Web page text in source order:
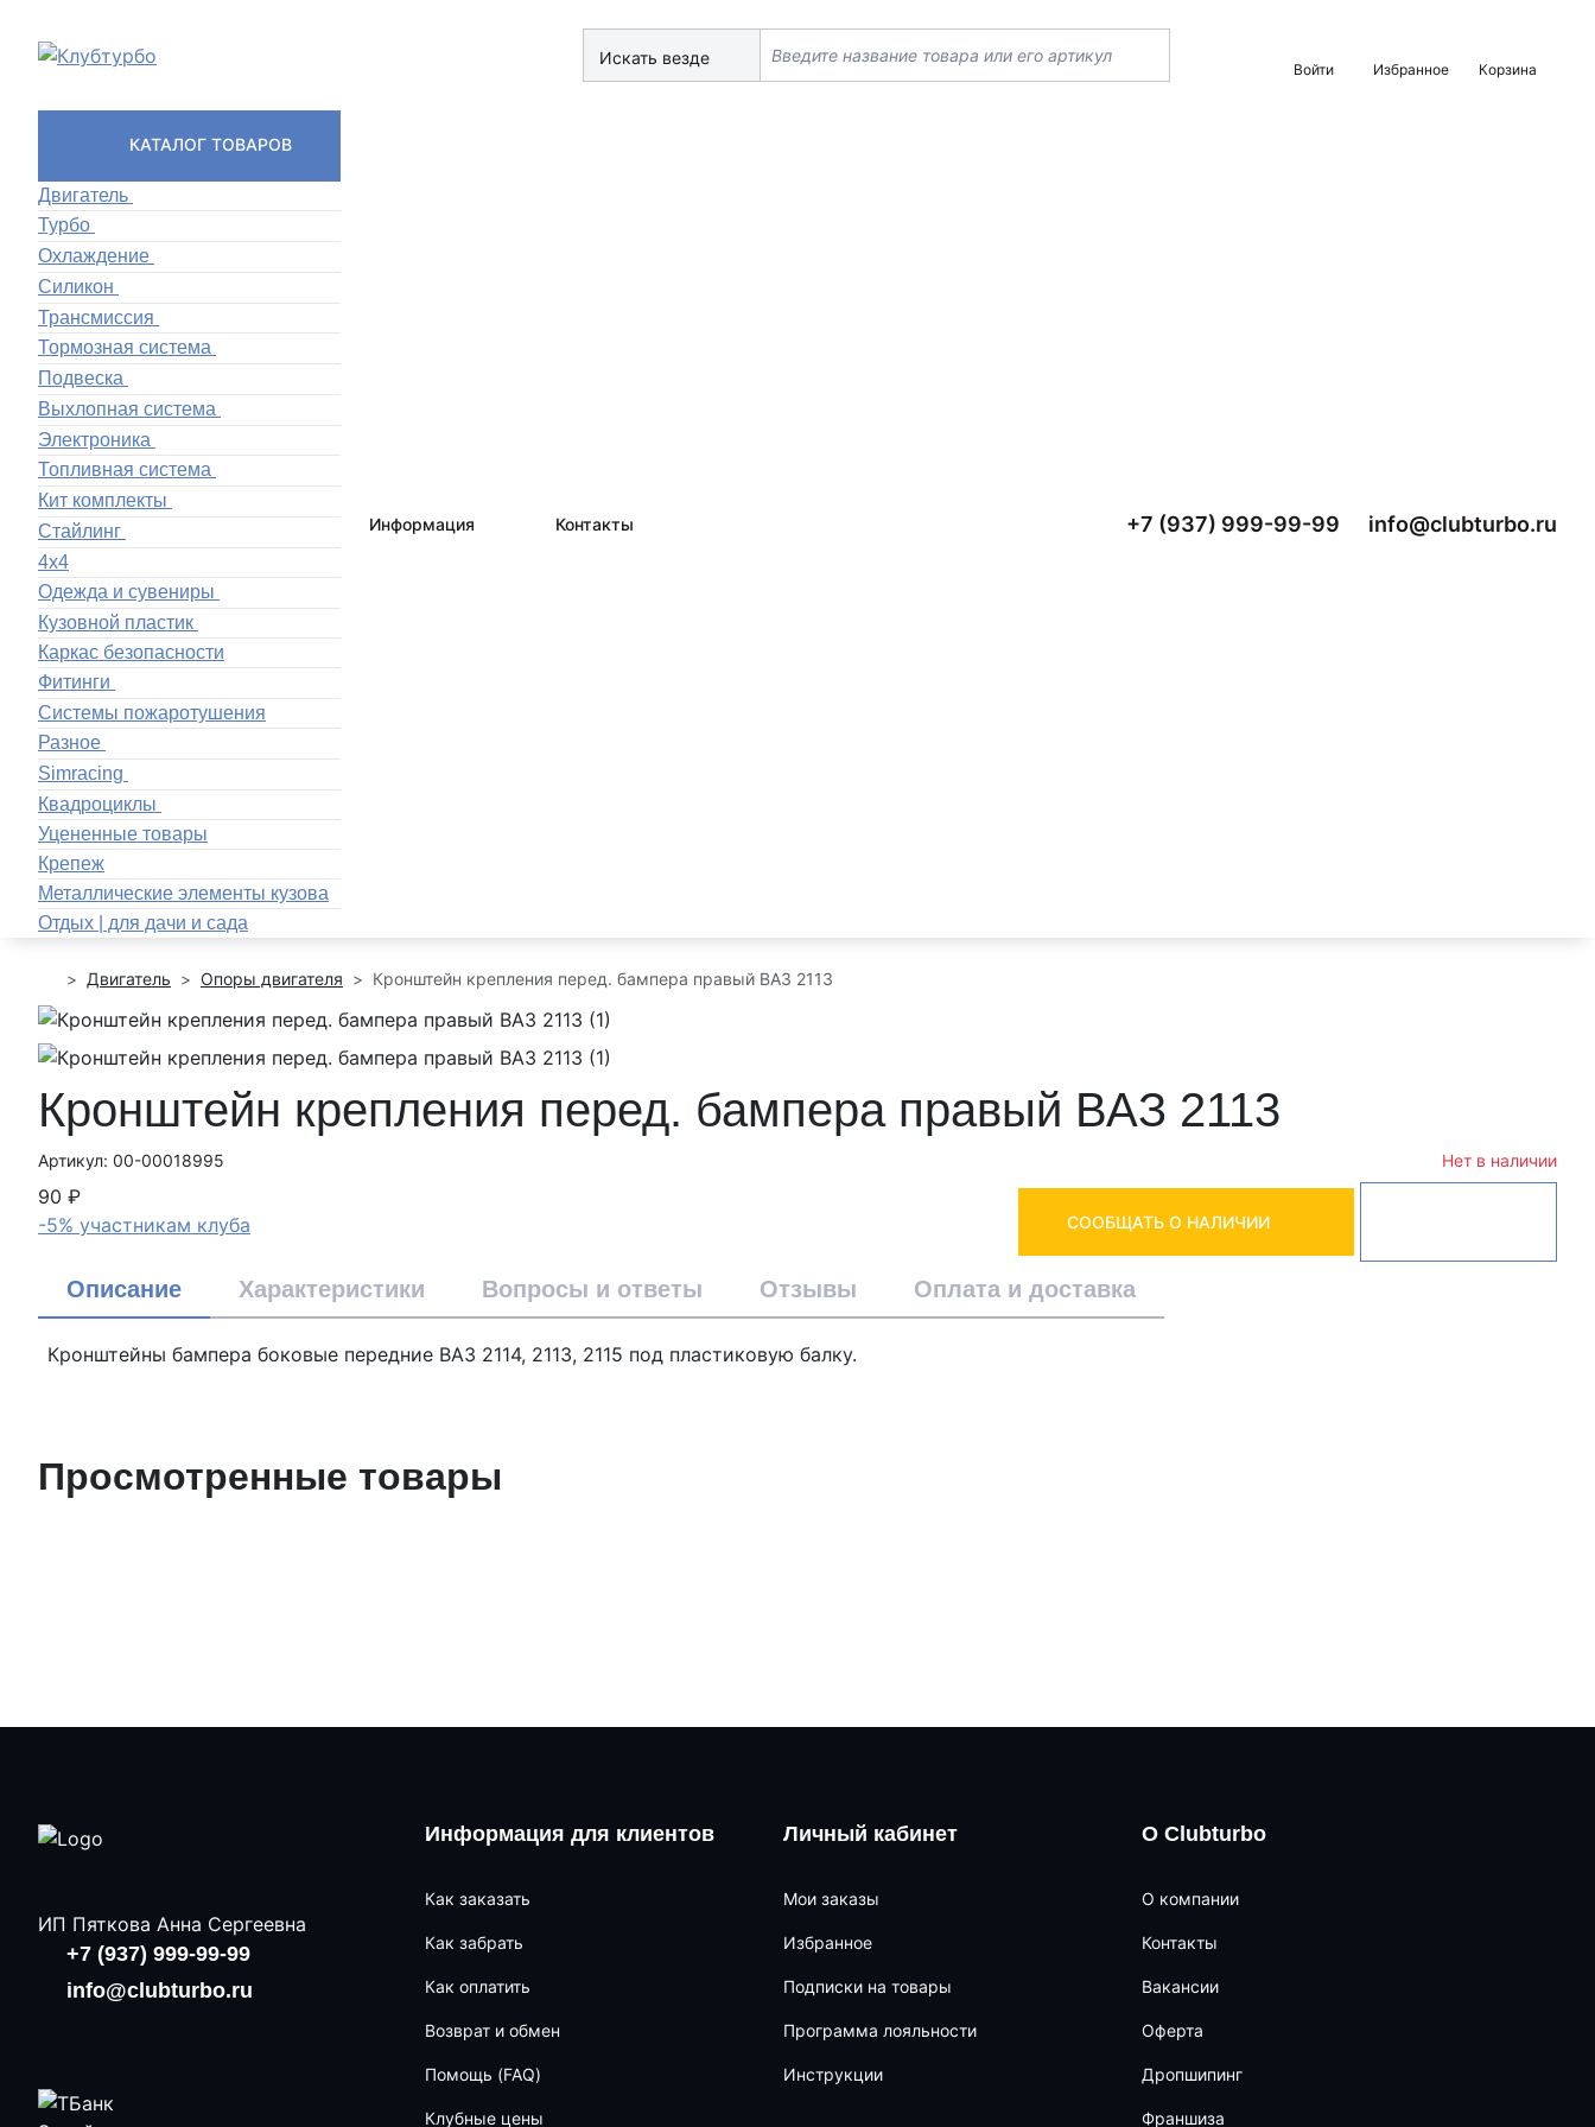
Искать везде
Войти Избранное Корзина
КАТАЛОГ ТОВАРОВ
Двигатель
Турбо
Охлаждение
Силикон
Трансмиссия
Тормозная система
Подвеска
Выхлопная система
Электроника
Топливная система
Кит комплекты
Стайлинг
4x4
Одежда и сувениры
Кузовной пластик
Каркас безопасности
Фитинги
Системы пожаротушения
Разное
Simracing
Квадроциклы
Уцененные товары
Крепеж
Металлические элементы кузова
Отдых | для дачи и сада
Информация Контакты +7 (937) 999-99-99 info@clubturbo.ru
Двигатель Опоры двигателя Кронштейн крепления перед. бампера правый ВАЗ 2113
Кронштейн крепления перед. бампера правый ВАЗ 2113
Артикул: 00-00018995 Нет в наличии
90 ₽
-5% участникам клуба
СООБЩАТЬ О НАЛИЧИИ
Описание Характеристики Вопросы и ответы Отзывы Оплата и доставка
Кронштейны бампера боковые передние ВАЗ 2114, 2113, 2115 под пластиковую балку.
Просмотренные товары
ИП Пяткова Анна Сергеевна
+7 (937) 999-99-99
info@clubturbo.ru
Информация для клиентов
Как заказать
Как забрать
Как оплатить
Возврат и обмен
Помощь (FAQ)
Клубные цены
Личный кабинет
Мои заказы
Избранное
Подписки на товары
Программа лояльности
Инструкции
О Clubturbo
О компании
Контакты
Вакансии
Оферта
Дропшипинг
Франшиза